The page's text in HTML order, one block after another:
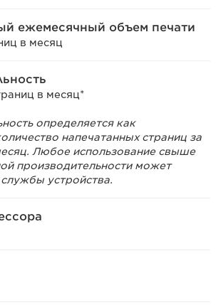
ежемесячный объем печати
в месяц
в месяц*
определяется как
напечатанных страниц за
Любое использование свыше
производительности может
устройства.